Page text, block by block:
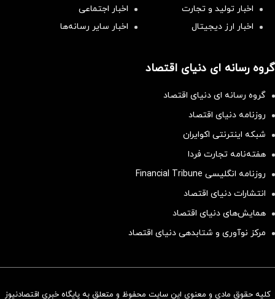
اخبار تولید و تجارت
اخبار اجتماعی
اخبار ارز دیجیتال
اخبار سایر رسانه‌‌ها
گروه رسانه ای دنیای اقتصاد
گروه رسانه ای دنیای اقتصاد
روزنامه دنیای اقتصاد
شبکه اینترنتی اکوایران
هفته‌نامه تجارت فردا
روزنامه انگلیسی Financial Tribune
انتشارات دنیای اقتصاد
همایش‌های دنیای اقتصاد
مرکز نوآوری و شتابدهی دنیای اقتصاد
کلیه حقوق مادی و معنوی این سایت محفوظ و متعلق به پایگاه خبری اقتصادنیوز